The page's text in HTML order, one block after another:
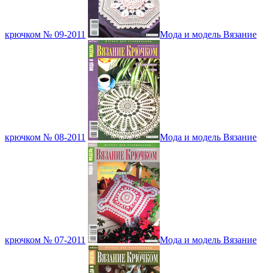
крючком № 09-2011 Мода и модель Вязание
крючком № 08-2011 Мода и модель Вязание
крючком № 07-2011 Мода и модель Вязание